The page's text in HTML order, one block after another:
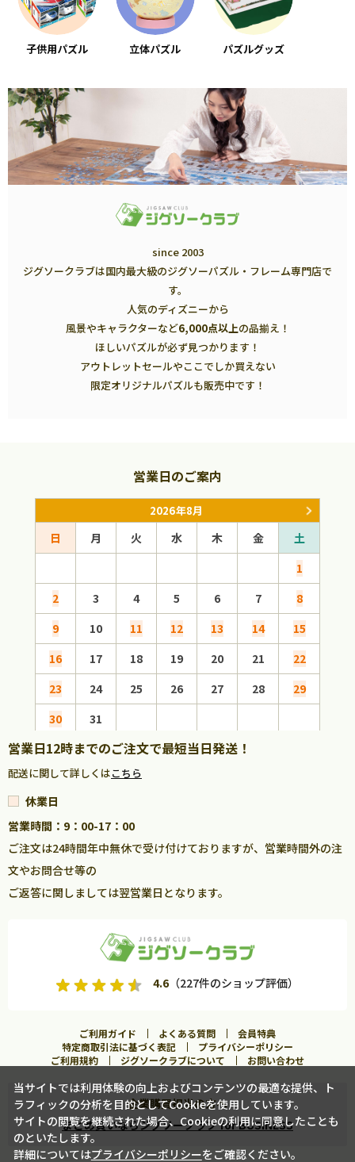
カートに入れる
子供用パズル 立体パズル パズルグッズ
since 2003
ジグソークラブは国内最大級のジグソーパズル・フレーム専門店で
す。
人気のディズニーから
風景やキャラクターなど6,000点以上の品揃え！
ほしいパズルが必ず見つかります！
アウトレットセールやここでしか買えない
限定オリジナルパズルも販売中です！
営業日のご案内
2026年8月
日 月 火 水 木 金
土
1
2
3 4 5 6 7
8
9
10 11 12 13 14
15
16
17 18 19 20 21
22
23
24 25 26 27 28
29
30
31
営業日12時までのご注文で最短当日発送！
配送に関して詳しくはこちら
休業日
営業時間：9：00-17：00
ご注文は24時間年中無休で受け付けておりますが、営業時間外の注
文やお問合せ等の
ご返答に関しましては翌営業日となります。
4.6（227件のショップ評価）
ご利用ガイド よくある質問
会員特典
特定商取引法に基づく表記
プライバシーポリシー
ご利用規約
ジグソークラブについて お問い合わせ
企業購買担当の方へ
まとめ買いならジグソークラブ for BUSINESS
当サイトでは利用体験の向上およびコンテンツの最適な提供、ト
ラフィックの分析を目的としてCookieを使用しています。
サイトの閲覧を継続された場合、Cookieの利用に同意したことも
のといたします。
詳細についてはプライバシーポリシーをご確認ください。